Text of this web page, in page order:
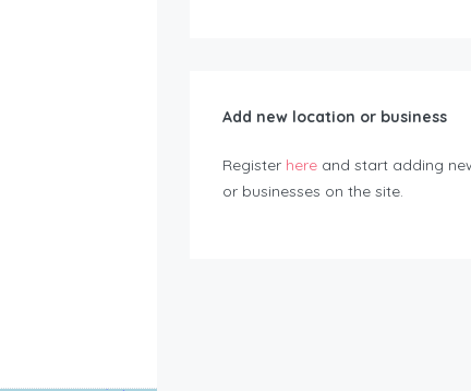
Add new location or business
Register here and start adding
or businesses on the site.